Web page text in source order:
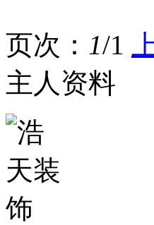
页次： 1/1
主人资料